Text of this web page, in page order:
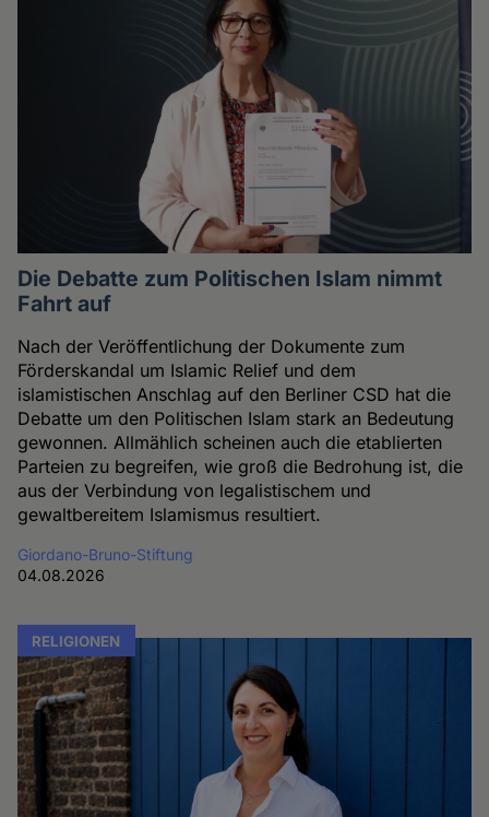
Die Debatte zum Politischen Islam nimmt
Fahrt auf
Nach der Veröffentlichung der Dokumente zum
Förderskandal um Islamic Relief und dem
islamistischen Anschlag auf den Berliner CSD hat die
Debatte um den Politischen Islam stark an Bedeutung
gewonnen. Allmählich scheinen auch die etablierten
Parteien zu begreifen, wie groß die Bedrohung ist, die
aus der Verbindung von legalistischem und
gewaltbereitem Islamismus resultiert.
Giordano-Bruno-Stiftung
04.08.2026
RELIGIONEN